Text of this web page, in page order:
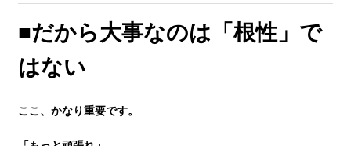
よくあるご質問
塾長ブログ
■だから大事なのは「根性」で
はない
ここ、かなり重要です。